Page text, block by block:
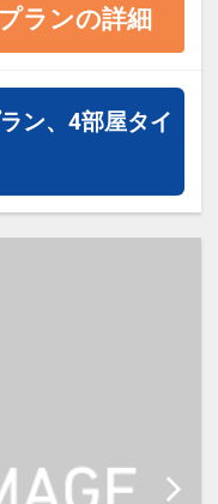
室の場合、お
添い寝不可
は現地払いと
ランの詳細
ン、4部屋タイ